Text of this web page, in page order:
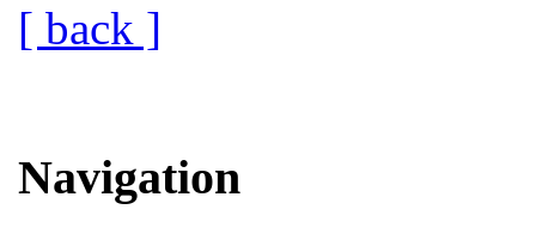
[ back ]
Navigation